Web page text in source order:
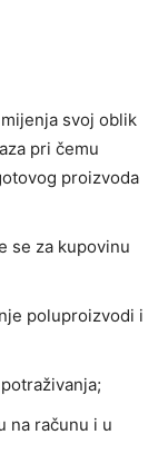
svoj oblik
pri čemu
proizvoda
se za kupovinu
poluproizvodi i
na računu i u